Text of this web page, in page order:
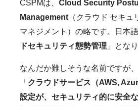
CSPMは、 Cloud Security
Management （クラウド セキ
マネジメント）の略です。日本
ドセキュリティ態勢管理 」とな
なんだか難しそうな名前ですが
「 クラウドサービス（AWS,
設定が、セキュリティ的に安全